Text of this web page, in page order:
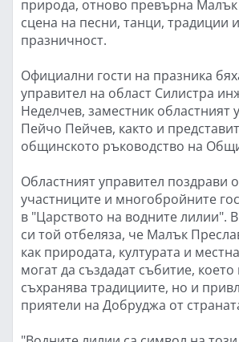
природа, отново превърна
сцена на песни, танци, традиции
празничност.
Официални гости на празника
управител на област Силистра
Неделчев, заместник областният
Пейчо Пейчев, както и
общинското ръководство на
Областният управител поздрави
участниците и многобройните
в "Царството на водните лилии".
си той отбеляза, че Малък
как природата, културата и
могат да създадат събитие,
съхранява традициите, но и
приятели на Добруджа от